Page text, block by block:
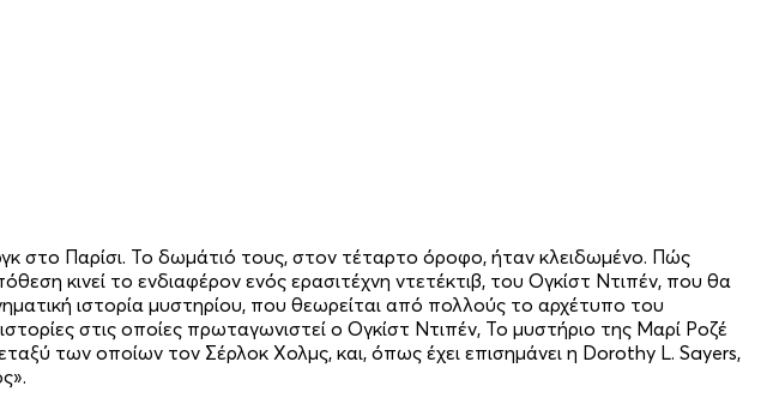
στο Παρίσι. Το δωμάτιό τους, στον τέταρτο όροφο, ήταν κλειδωμένο. Πώς
κινεί το ενδιαφέρον ενός ερασιτέχνη ντετέκτιβ, του Ογκίστ Ντιπέν, που θα
ιστορία μυστηρίου, που θεωρείται από πολλούς το αρχέτυπο του
στις οποίες πρωταγωνιστεί ο Ογκίστ Ντιπέν, Το μυστήριο της Μαρί Ροζέ
των οποίων τον Σέρλοκ Χολμς, και, όπως έχει επισημάνει η Dorothy L. Sayers,